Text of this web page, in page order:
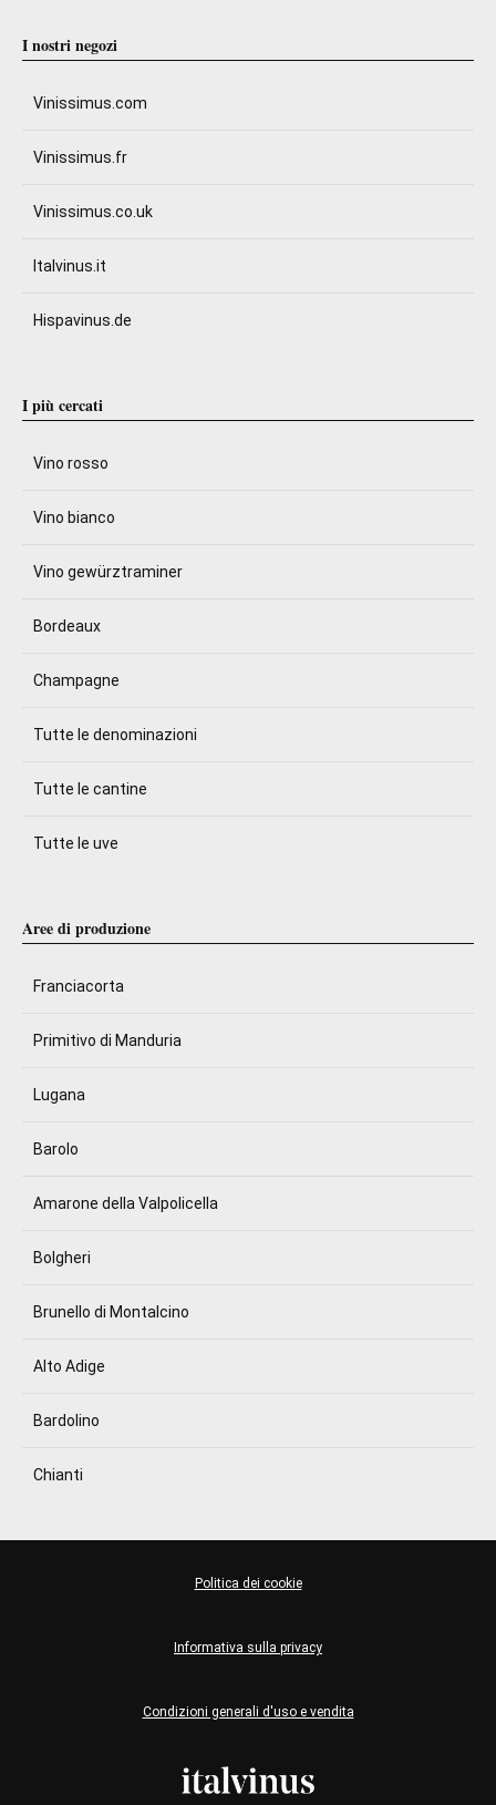
I nostri negozi
Vinissimus.com
Vinissimus.fr
Vinissimus.co.uk
Italvinus.it
Hispavinus.de
I più cercati
Vino rosso
Vino bianco
Vino gewürztraminer
Bordeaux
Champagne
Tutte le denominazioni
Tutte le cantine
Tutte le uve
Aree di produzione
Franciacorta
Primitivo di Manduria
Lugana
Barolo
Amarone della Valpolicella
Bolgheri
Brunello di Montalcino
Alto Adige
Bardolino
Chianti
Condizioni generali d'uso e vendita
Informativa sulla privacy
Politica dei cookie